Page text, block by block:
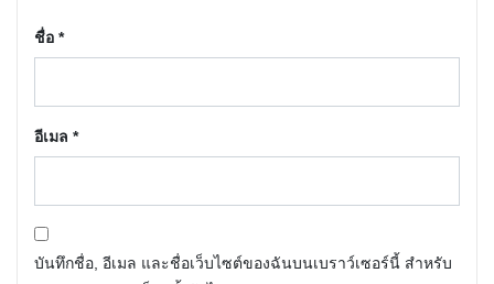
ชื่อ *
อีเมล *
บันทึกชื่อ, อีเมล และชื่อเว็บไซต์ของฉันบนเบราว์เซอร์นี้ สำหรับ